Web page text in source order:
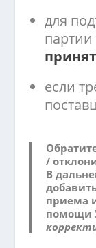
для
если
/
В
приема
помощи